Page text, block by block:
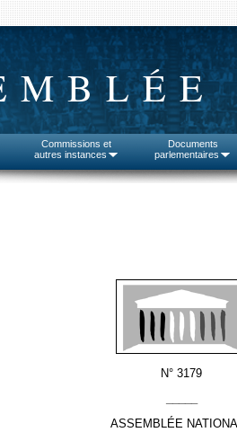
Commissions et
autres instances
Documents
parlementaires
N° 3179
ASSEMBLÉE